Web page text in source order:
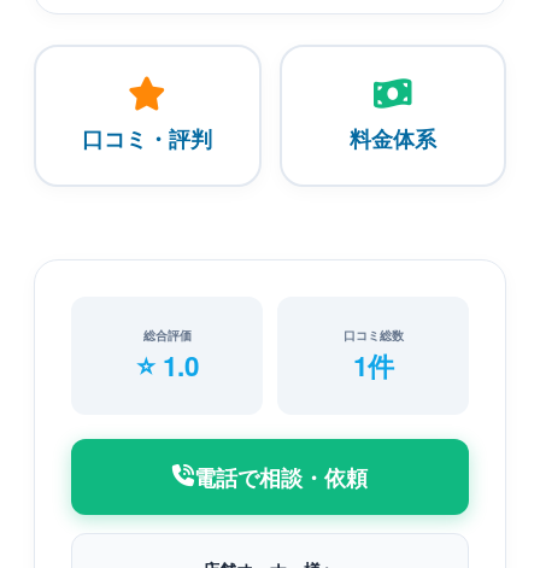
口コミ・評判 料金体系
総合評価
⭐ 1.0
口コミ総数
1件
電話で相談・依頼